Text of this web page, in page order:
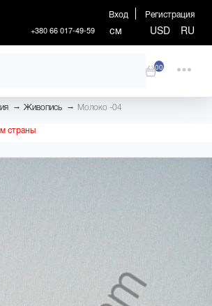
Вход Регистрация
+380 66 017-49-59 см USD RU
00
→ Живопись → Молоко -04
страны